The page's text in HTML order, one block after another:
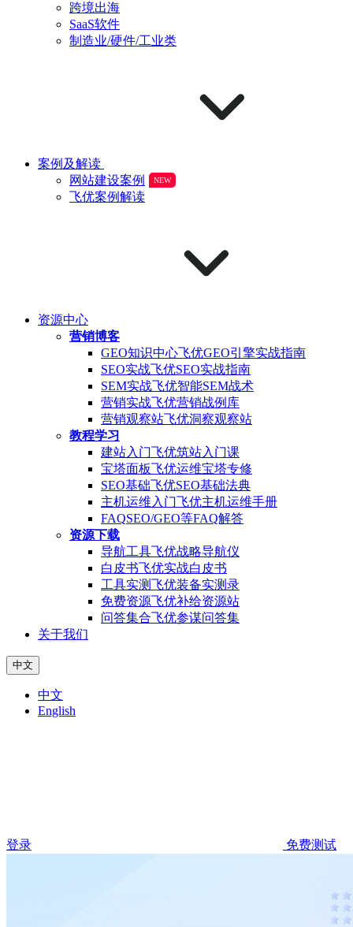
跨境出海
SaaS软件
制造业/硬件/工业类
案例及解读
网站建设案例
NEW
飞优案例解读
资源中心
营销博客
GEO知识中心飞优GEO引擎实战指南
SEO实战飞优SEO实战指南
SEM实战飞优智能SEM战术
营销实战飞优营销战例库
营销观察站飞优洞察观察站
教程学习
建站入门飞优筑站入门课
宝塔面板飞优运维宝塔专修
SEO基础飞优SEO基础法典
主机运维入门飞优主机运维手册
FAQSEO/GEO等FAQ解答
资源下载
导航工具飞优战略导航仪
白皮书飞优实战白皮书
工具实测飞优装备实测录
免费资源飞优补给资源站
问答集合飞优参谋问答集
关于我们
中文
中文
English
登录 免费测试